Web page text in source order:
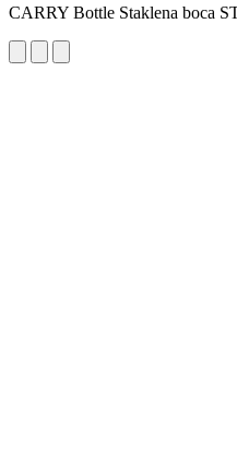
CARRY Bottle Staklena boca